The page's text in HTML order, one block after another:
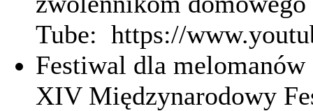
Tube: https://
Festiwal dla melomanów
XIV Międzynarodowy